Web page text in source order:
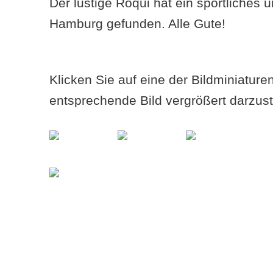
Hamburg gefunden. Alle Gute!
Klicken Sie auf eine der
entsprechende Bild vergrößert